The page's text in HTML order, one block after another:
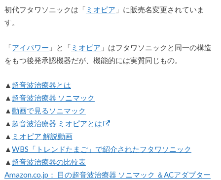
初代フタワソニックは「 ミオピア 」に販売名変更されていま
す。
「アイパワー 」と「 ミオピア 」はフタワソニックと同一の構造
をもつ後発承認機器だが、機能的には実質同じもの。
▲ 超音波治療器とは
▲ 超音波治療器 ソニマック
▲ 動画で見るソニマック
▲ 超音波治療器 ミオピアとは
▲ ミオピア 解説動画
▲ WBS「トレンドたまご」で紹介されたフタワソニック
▲ 超音波治療器の比較表
Amazon.co.jp： 目の超音波治療器 ソニマック ＆ACアダプター